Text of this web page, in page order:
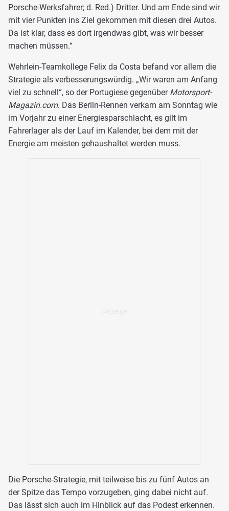
Porsche-Werksfahrer; d. Red.) Dritter. Und am Ende sind wir
mit vier Punkten ins Ziel gekommen mit diesen drei Autos.
Da ist klar, dass es dort irgendwas gibt, was wir besser
machen müssen.“
Wehrlein-Teamkollege Felix da Costa befand vor allem die
Strategie als verbesserungswürdig. „Wir waren am Anfang
viel zu schnell“, so der Portugiese gegenüber Motorsport-
Magazin.com. Das Berlin-Rennen verkam am Sonntag wie
im Vorjahr zu einer Energiesparschlacht, es gilt im
Fahrerlager als der Lauf im Kalender, bei dem mit der
Energie am meisten gehaushaltet werden muss.
Die Porsche-Strategie, mit teilweise bis zu fünf Autos an
der Spitze das Tempo vorzugeben, ging dabei nicht auf.
Das lässt sich auch im Hinblick auf das Podest erkennen.